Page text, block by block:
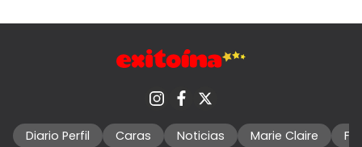
Diario Perfil Caras Noticias Marie Claire